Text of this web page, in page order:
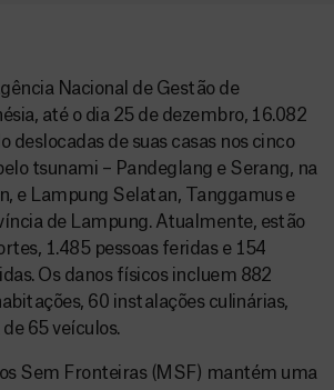
Nacional de Gestão de
até o dia 25 de dezembro, 16.082
deslocadas de suas casas nos cinco
tsunami – Pandeglang e Serang, na
e Lampung Selatan, Tanggamus e
de Lampung. Atualmente, estão
1.485 pessoas feridas e 154
Os danos físicos incluem 882
60 instalações culinárias,
65 veículos.
Sem Fronteiras (MSF) mantém uma